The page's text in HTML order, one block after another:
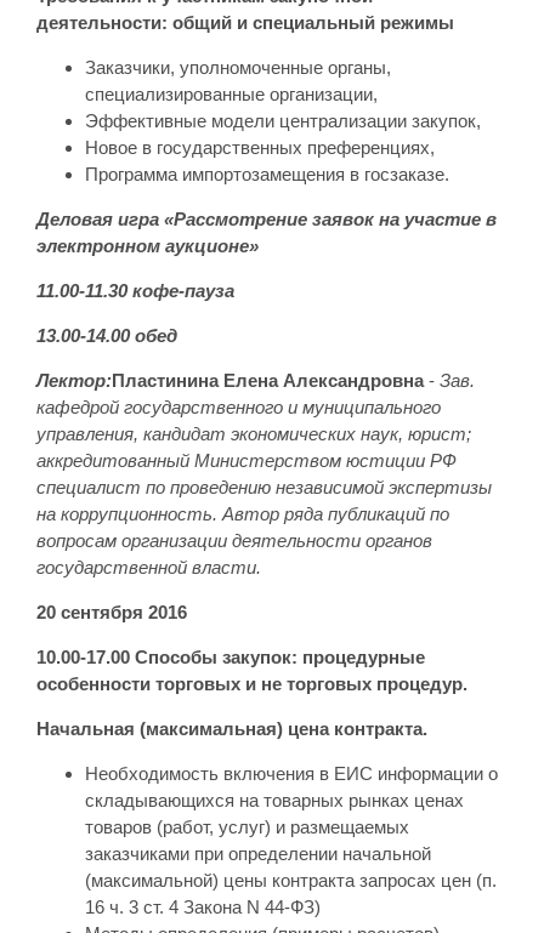
деятельности: общий и специальный режимы
Заказчики, уполномоченные органы,
специализированные организации,
Эффективные модели централизации закупок,
Новое в государственных преференциях,
Программа импортозамещения в госзаказе.
Деловая игра «Рассмотрение заявок на участие в
электронном аукционе»
11.00-11.30 кофе-пауза
13.00-14.00 обед
Лектор:Пластинина Елена Александровна- Зав.
кафедрой государственного и муниципального
управления, кандидат экономических наук, юрист;
аккредитованный Министерством юстиции РФ
специалист по проведению независимой экспертизы
на коррупционность. Автор ряда публикаций по
вопросам организации деятельности органов
государственной власти.
20 сентября 2016
10.00-17.00 Способы закупок: процедурные
особенности торговых и не торговых процедур.
Начальная (максимальная) цена контракта.
Необходимость включения в ЕИС информации о
складывающихся на товарных рынках ценах
товаров (работ, услуг) и размещаемых
заказчиками при определении начальной
(максимальной) цены контракта запросах цен (п.
16 ч. 3 ст. 4 Закона N 44-ФЗ)